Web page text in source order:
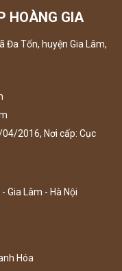
HOÀNG GIA
Đa Tốn, huyện Gia Lâm,
2016, Nơi cấp: Cục
Gia Lâm - Hà Nội
Hóa